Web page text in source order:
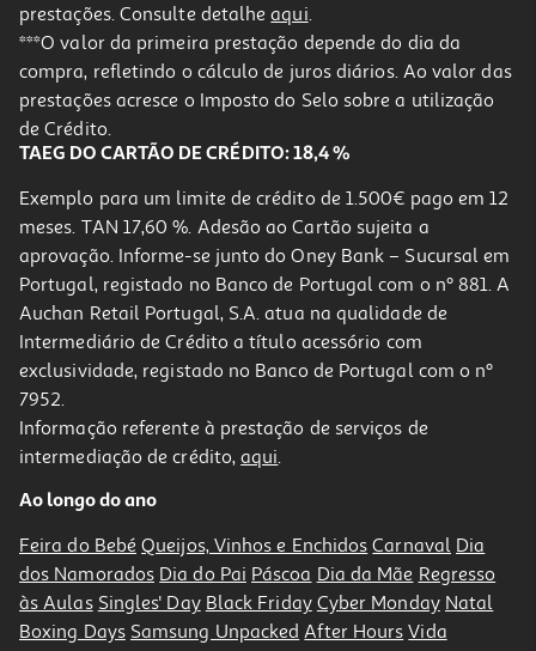
Capa Dbramante1928 Kick Icon Iphone 17 Promax
39.99 €/un
39,99 €
Capa Dbramante1928 Kick Icon Iphone 17 Promax
39.99 €/un
39,99 €
prestações. Consulte detalheaqui.
***O valor da primeira prestação depende do dia da
compra, refletindo o cálculo de juros diários. Ao valor das
prestações acresce o Imposto do Selo sobre a utilização
de Crédito.
TAEG DO CARTÃO DE CRÉDITO: 18,4 %
Exemplo para um limite de crédito de 1.500€ pago em 12
meses. TAN 17,60 %. Adesão ao Cartão sujeita a
aprovação. Informe-se junto do Oney Bank – Sucursal em
Portugal, registado no Banco de Portugal com o nº 881. A
Auchan Retail Portugal, S.A. atua na qualidade de
Intermediário de Crédito a título acessório com
exclusividade, registado no Banco de Portugal com o nº
7952.
Informação referente à prestação de serviços de
intermediação de crédito,aqui.
Ao longo do ano
Feira do Bebé Queijos, Vinhos e Enchidos Carnaval Dia
dos Namorados Dia do Pai Páscoa Dia da Mãe Regresso
às Aulas Singles' Day Black Friday Cyber Monday Natal
Boxing Days Samsung Unpacked After Hours Vida